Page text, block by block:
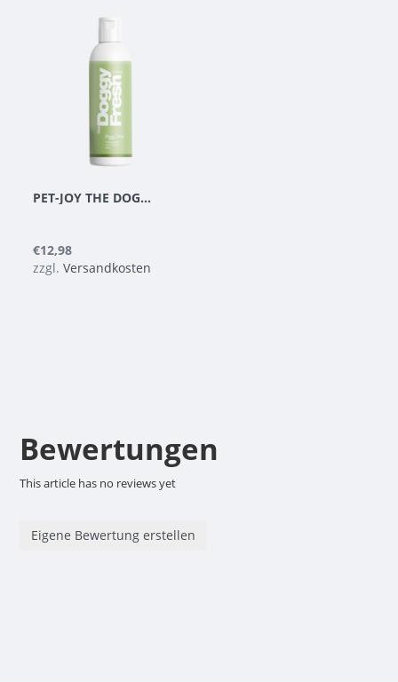
PET-JOY THE DOGGYFRESH CLEANING SPRAY 200 ML
€12,98
zzgl. Versandkosten
Bewertungen
This article has no reviews yet
Eigene Bewertung erstellen